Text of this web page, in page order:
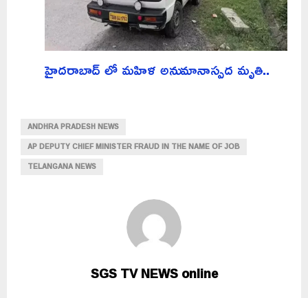
హైదరాబాద్ లో మహిళ అనుమానాస్పద మృతి..
ANDHRA PRADESH NEWS
AP DEPUTY CHIEF MINISTER FRAUD IN THE NAME OF JOB
TELANGANA NEWS
SGS TV NEWS online